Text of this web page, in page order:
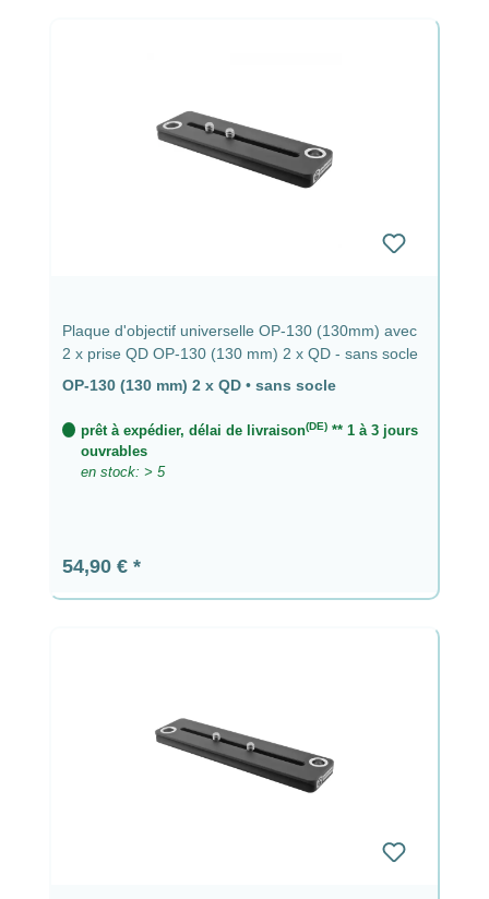
Plaque d'objectif universelle OP-130 (130mm) avec
2 x prise QD OP-130 (130 mm) 2 x QD - sans socle
OP-130 (130 mm) 2 x QD • sans socle
prêt à expédier, délai de livraison(DE)** 1 à 3 jours
ouvrables
en stock: > 5
Prix régulier :
54,90 €